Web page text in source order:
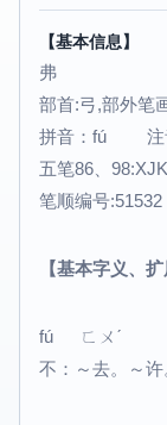
【基本信息】
弗
部首:弓,部外笔
拼音：fú 注
五笔86、
笔顺编号
【基本字义、扩
fú ㄈㄨˊ
不：～去。～许